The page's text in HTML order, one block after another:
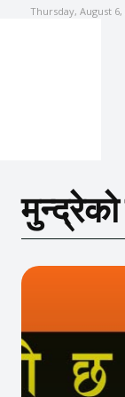
Thursday, August 6,